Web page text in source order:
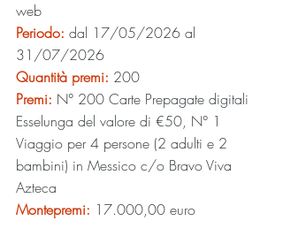
web
Periodo: dal 17/05/2026 al
31/07/2026
Quantità premi: 200
Premi: N° 200 Carte Prepagate digitali
Esselunga del valore di €50, N° 1
Viaggio per 4 persone (2 adulti e 2
bambini) in Messico c/o Bravo Viva
Azteca
Montepremi: 17.000,00 euro